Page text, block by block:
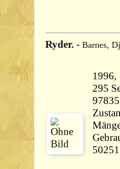
Ryder. - Barnes,
295 Seiten
50251